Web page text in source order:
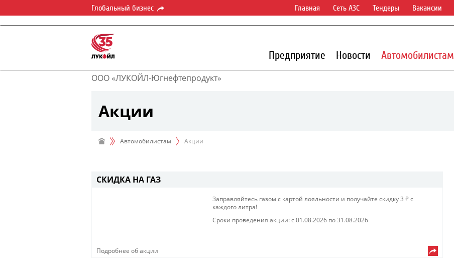
Глобальный бизнес Главная Сеть АЗС Тендеры Вакансии
Предприятие Новости Автомобилистам
ООО «ЛУКОЙЛ-Югнефтепродукт»
Акции
Автомобилистам Акции
СКИДКА НА ГАЗ
Заправляйтесь газом с картой лояльности и получайте скидку 3 ₽ с
каждого литра!​
Сроки проведения акции: с 01.08.2026 по 31.08.2026
Подробнее об акции